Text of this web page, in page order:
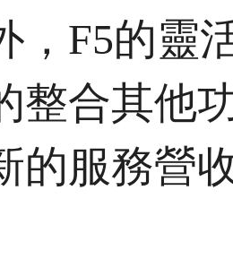
，F5的靈
整合其他
的服務營